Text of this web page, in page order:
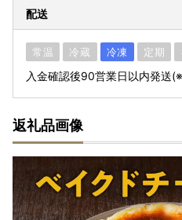
配送
常温 冷蔵 冷凍 定期
入金確認後90営業日以内発送
返礼品画像